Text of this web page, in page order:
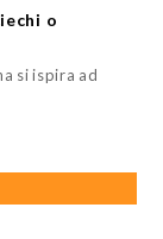
o
si ispira ad